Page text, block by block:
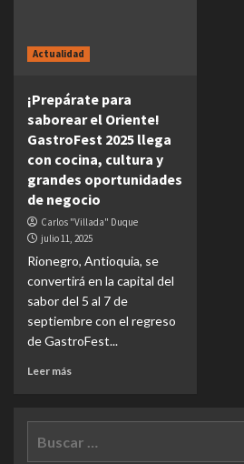
Actualidad
¡Prepárate para
saborear el Oriente!
GastroFest 2025 llega
con cocina, cultura y
grandes oportunidades
de negocio
Carlos "Villada" Duque
julio 11, 2025
Rionegro, Antioquia, se
convertirá en la capital del
sabor del 5 al 7 de
septiembre con el regreso
de GastroFest...
Leer más